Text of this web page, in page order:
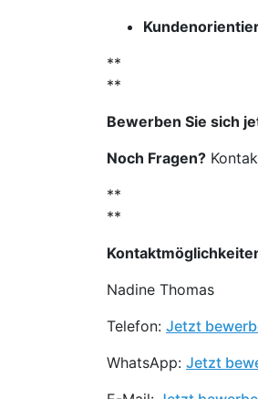
**
**
Bewerben Sie sich
Noch Fragen?
**
**
Nadine Thomas
Telefon: Jetzt
WhatsApp: Jetzt